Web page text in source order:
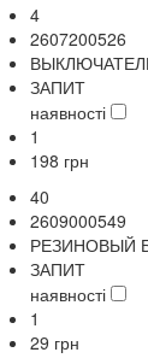
4
2607200526
ЗАПИТ
наявності
1
198 грн
40
2609000549
РЕЗИНОВЫЙ
ЗАПИТ
наявності
1
29 грн